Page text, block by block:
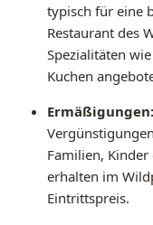
typisch für eine
Restaurant des
Spezialitäten
Kuchen
Ermäßigungen:
Familien,
erhalten im
Eintrittspreis.